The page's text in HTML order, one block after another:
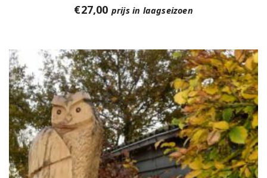
€27,00 prijs in laagseizoen